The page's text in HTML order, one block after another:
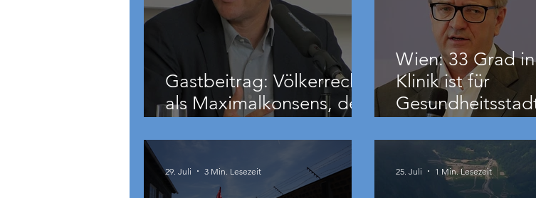
Gastbeitrag: Völkerrecht
als Maximalkonsens, der
Wien: 33 Grad
Klinik ist für
29. Juli 3 Min. Lesezeit 25. Juli 1 Min. Lesezeit